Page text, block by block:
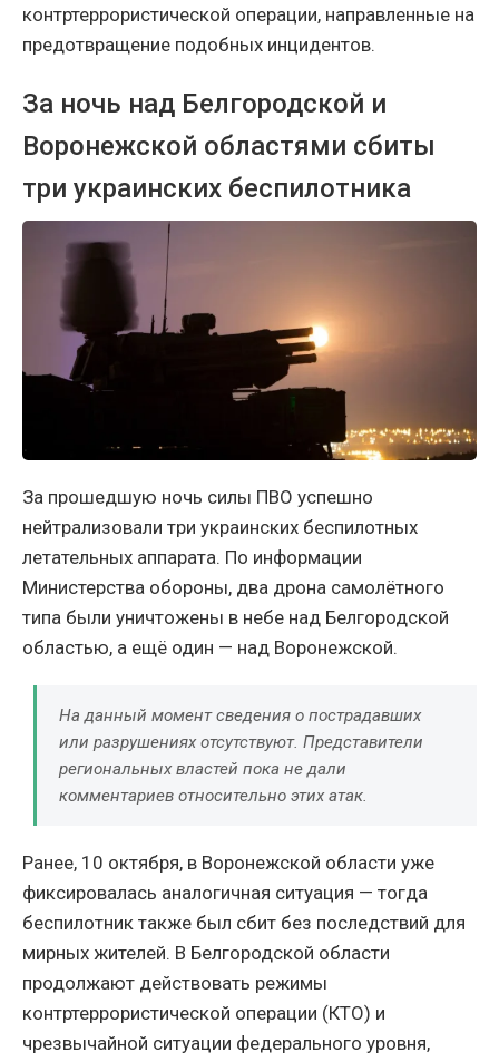
контртеррористической операции, направленные на
предотвращение подобных инцидентов.
За ночь над Белгородской и
Воронежской областями сбиты
три украинских беспилотника
За прошедшую ночь силы ПВО успешно
нейтрализовали три украинских беспилотных
летательных аппарата. По информации
Министерства обороны, два дрона самолётного
типа были уничтожены в небе над Белгородской
областью, а ещё один — над Воронежской.
На данный момент сведения о пострадавших
или разрушениях отсутствуют. Представители
региональных властей пока не дали
комментариев относительно этих атак.
Ранее, 10 октября, в Воронежской области уже
фиксировалась аналогичная ситуация — тогда
беспилотник также был сбит без последствий для
мирных жителей. В Белгородской области
продолжают действовать режимы
контртеррористической операции (КТО) и
чрезвычайной ситуации федерального уровня,